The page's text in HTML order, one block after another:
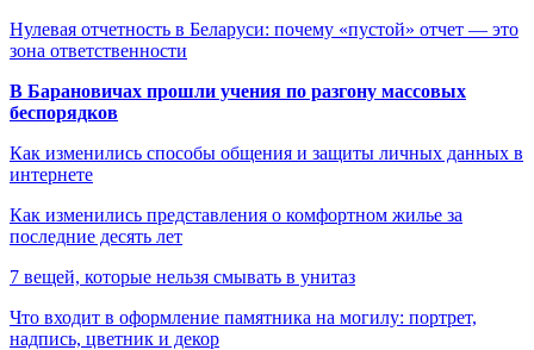
Нулевая отчетность в Беларуси: почему «пустой» отчет — это
зона ответственности
В Барановичах прошли учения по разгону массовых
беспорядков
Как изменились способы общения и защиты личных данных в
интернете
Как изменились представления о комфортном жилье за
последние десять лет
7 вещей, которые нельзя смывать в унитаз
Что входит в оформление памятника на могилу: портрет,
надпись, цветник и декор